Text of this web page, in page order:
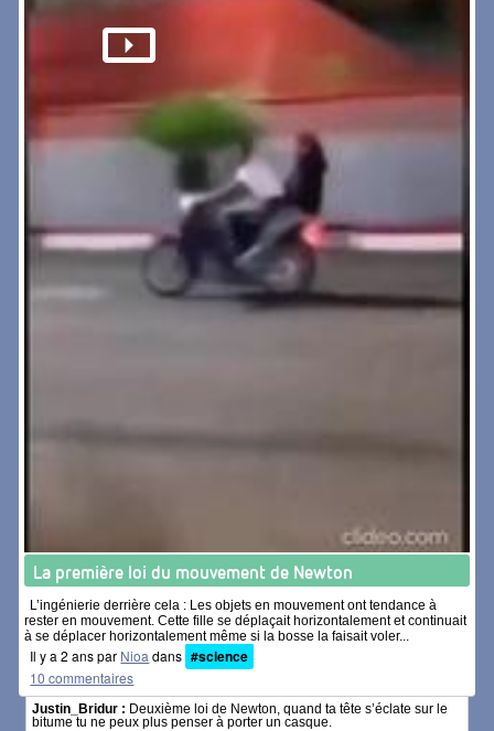
La première loi du mouvement de Newton
L’ingénierie derrière cela : Les objets en mouvement ont tendance à
rester en mouvement. Cette fille se déplaçait horizontalement et continuait
à se déplacer horizontalement même si la bosse la faisait voler...
Il y a 2 ans par Nioa dans #science
10 commentaires
Justin_Bridur : Deuxième loi de Newton, quand ta tête s’éclate sur le
bitume tu ne peux plus penser à porter un casque.